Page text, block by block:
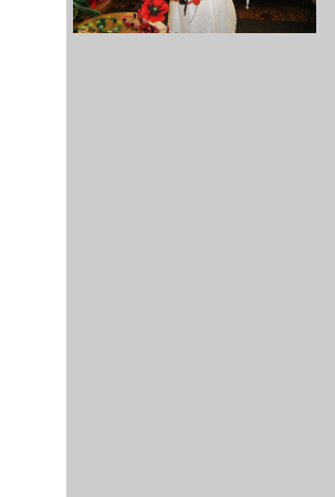
mod sb vertikal